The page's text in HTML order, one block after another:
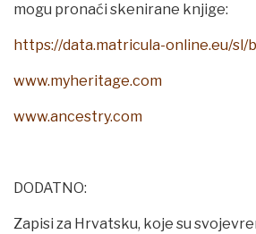
mogu pronaći skenirane knjige:
https://data.matricula-online.eu/sl/
www.myheritage.com
www.ancestry.com
DODATNO:
Zapisi za Hrvatsku, koje su